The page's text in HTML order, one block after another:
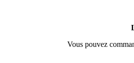
Vous pouvez